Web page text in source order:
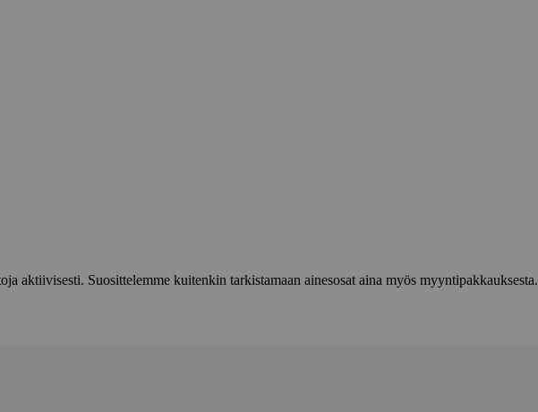
aktiivisesti. Suosittelemme kuitenkin tarkistamaan ainesosat aina myös myyntipakkauksesta.